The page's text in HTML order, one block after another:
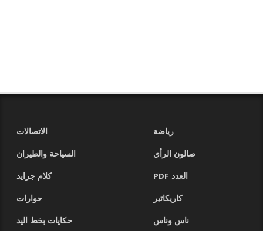
رياضة
الاتصالات
صالون الرأي
السياحة والطيران
العدد PDF
كلام جرايد
كاريكاتير
حوارات
ناس وناس
حكايات بخط اليد